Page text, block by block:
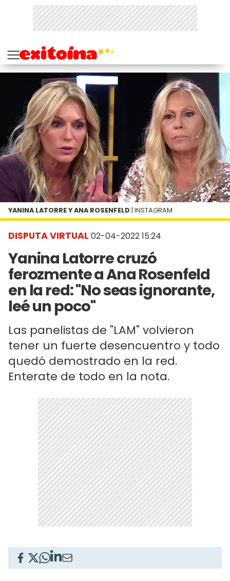
DISPUTA VIRTUAL 02-04-2022 15:24
Yanina Latorre cruzó
ferozmente a Ana Rosenfeld
en la red: "No seas ignorante,
leé un poco"
Las panelistas de "LAM" volvieron
tener un fuerte desencuentro y todo
quedó demostrado en la red.
Enterate de todo en la nota.
YANINA LATORRE Y ANA ROSENFELD | INSTAGRAM